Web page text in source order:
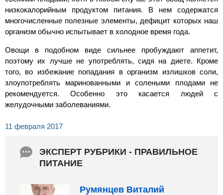
низкокалорийным продуктом питания. В нем содержатся
многочисленные полезные элементы, дефицит которых наш
организм обычно испытывает в холодное время года.
Овощи в подобном виде сильнее пробуждают аппетит,
поэтому их лучше не употреблять, сидя на диете. Кроме
того, во избежание попадания в организм излишков соли,
злоупотреблять маринованными и солеными плодами не
рекомендуется. Особенно это касается людей с
желудочными заболеваниями.
11 февраля 2017
ЭКСПЕРТ РУБРИКИ - ПРАВИЛЬНОЕ
ПИТАНИЕ
Румянцев Виталий